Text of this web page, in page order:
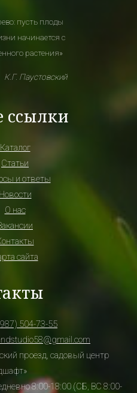
пусть плоды
начинается с
растения»
К.Г. Паустовский
ссылки
Каталог
Статьи
и ответы
Новости
О нас
сайта
504-73-55
проезд, садовый центр
8:00-18:00 (СБ, ВС 8:00-